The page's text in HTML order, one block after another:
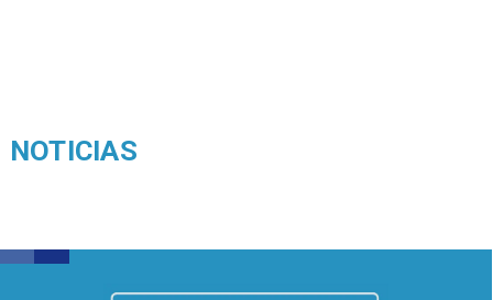
NOTICIAS